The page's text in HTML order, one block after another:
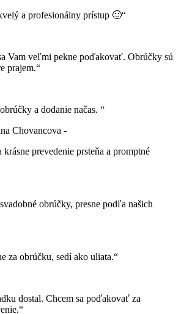
a profesionálny prístup 🙂“
Vam veľmi pekne poďakovať. Obrúčky sú
prajem.“
a dodanie načas. “
Chovancova -
krásne prevedenie prsteňa a promptné
obrúčky, presne podľa našich
za obrúčku, sedí ako uliata.“
dostal. Chcem sa poďakovať za